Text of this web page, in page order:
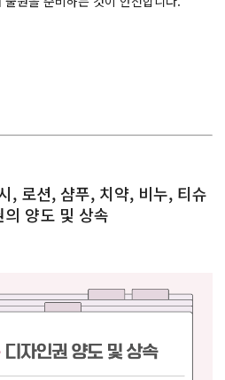
, 로션, 샴푸, 치약, 비누, 티슈
의 양도 및 상속